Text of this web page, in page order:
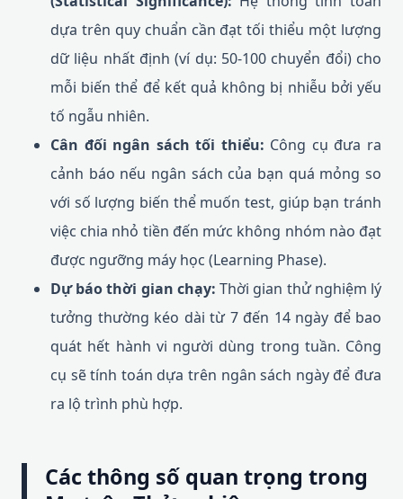
dựa trên quy chuẩn cần đạt tối thiểu một lượng
dữ liệu nhất định (ví dụ: 50-100 chuyển đổi) cho
mỗi biến thể để kết quả không bị nhiễu bởi yếu
tố ngẫu nhiên.
Cân đối ngân sách tối thiểu: Công cụ đưa ra
cảnh báo nếu ngân sách của bạn quá mỏng so
với số lượng biến thể muốn test, giúp bạn tránh
việc chia nhỏ tiền đến mức không nhóm nào đạt
được ngưỡng máy học (Learning Phase).
Dự báo thời gian chạy: Thời gian thử nghiệm lý
tưởng thường kéo dài từ 7 đến 14 ngày để bao
quát hết hành vi người dùng trong tuần. Công
cụ sẽ tính toán dựa trên ngân sách ngày để đưa
ra lộ trình phù hợp.
Các thông số quan trọng trong